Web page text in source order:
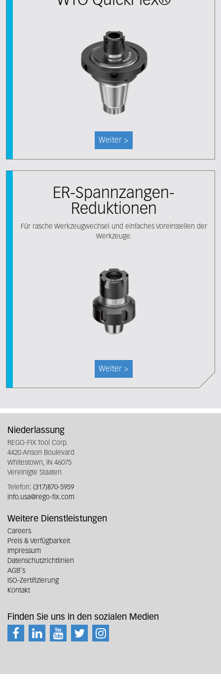
Weiter >
ER-Spannzangen-
Reduktionen
Für rasche Werkzeugwechsel und einfaches Voreinstellen der
Werkzeuge.
Weiter >
Niederlassung
REGO-FIX Tool Corp.
4420 Anson Boulevard
Whitestown, IN 46075
Vereinigte Staaten
Telefon: (317)870-5959
info.usa@rego-fix.com
Weitere Dienstleistungen
Careers
Preis & Verfügbarkeit
Impressum
Datenschutzrichtlinien
AGB's
ISO-Zertifizierung
Kontakt
Finden Sie uns in den sozialen Medien